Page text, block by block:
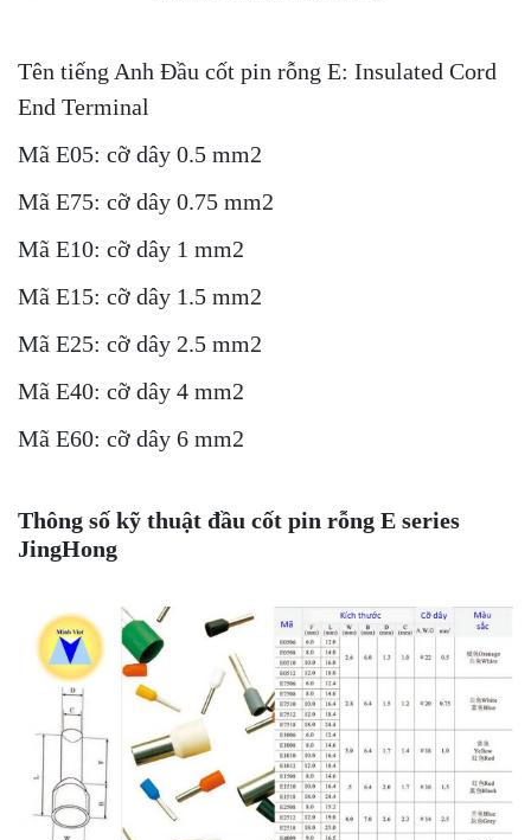
Tên tiếng Anh Đầu cốt pin rỗng E: Insulated Cord
End Terminal
Mã E05: cỡ dây 0.5 mm2
Mã E75: cỡ dây 0.75 mm2
Mã E10: cỡ dây 1 mm2
Mã E15: cỡ dây 1.5 mm2
Mã E25: cỡ dây 2.5 mm2
Mã E40: cỡ dây 4 mm2
Mã E60: cỡ dây 6 mm2
Thông số kỹ thuật đầu cốt pin rỗng E series
JingHong